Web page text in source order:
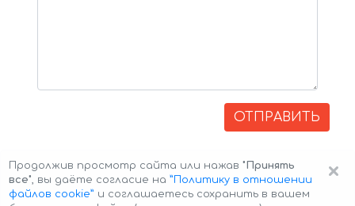
ОТПРАВИТЬ
×
Продолжив просмотр сайта или нажав "Принять
все", вы даёте согласие на ”Политику в отношении
файлов cookie” и соглашаетесь сохранить в вашем